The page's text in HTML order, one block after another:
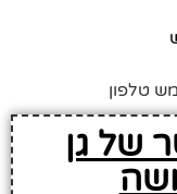
טלפון
של גן